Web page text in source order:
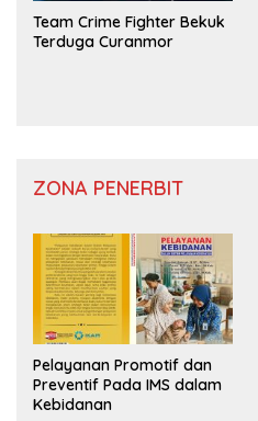
Team Crime Fighter Bekuk
Terduga Curanmor
ZONA PENERBIT
Pelayanan Promotif dan
Preventif Pada IMS dalam
Kebidanan